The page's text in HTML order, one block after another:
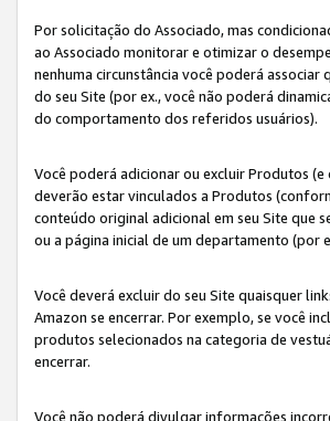
Por solicitação do Associado, mas
ao Associado monitorar e otimizar o
nenhuma circunstância você poderá
do seu Site (por ex., você não poderá
do comportamento dos referidos usuários).
Você poderá adicionar ou excluir Produtos (e
deverão estar vinculados a Produtos
conteúdo original adicional em seu Site que
ou a página inicial de um departamento (por
Você deverá excluir do seu Site quaisquer
Amazon se encerrar. Por exemplo, se você
produtos selecionados na categoria de
encerrar.
Você não poderá divulgar informações